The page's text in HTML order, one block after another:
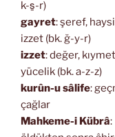
k-s̱-r)
gayret: şeref,
izzet (bk. ğ-y-r)
izzet: değer,
yücelik (bk. a-z-z)
kurûn-u sâlife:
çağlar
Mahkeme-i Kübrâ: